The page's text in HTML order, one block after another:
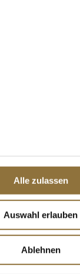
Alle zulassen
Auswahl erlauben
Ablehnen